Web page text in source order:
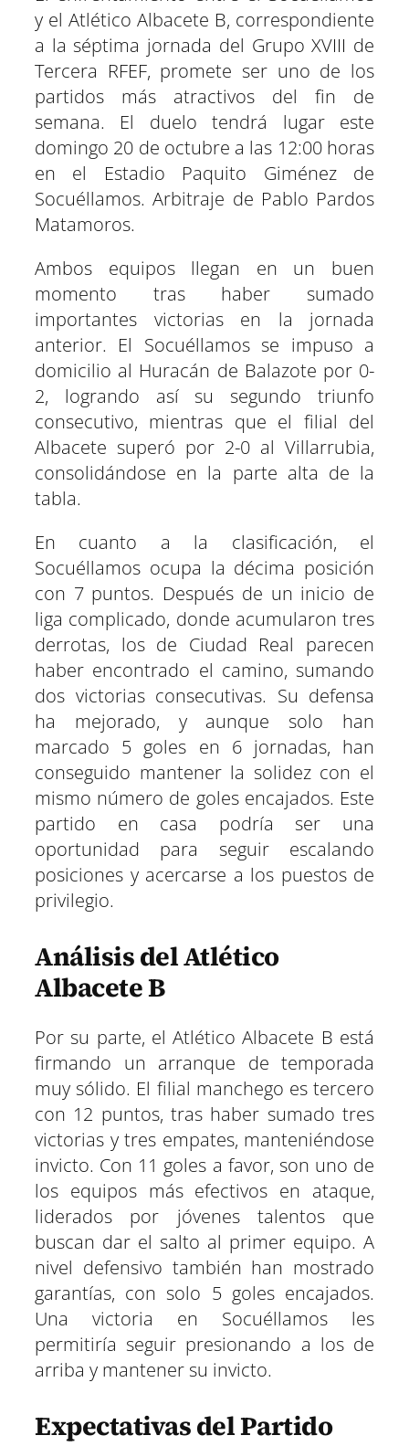
y el Atlético Albacete B, correspondiente
a la séptima jornada del Grupo XVIII de
Tercera RFEF, promete ser uno de los
partidos más atractivos del fin de
semana. El duelo tendrá lugar este
domingo 20 de octubre a las 12:00 horas
en el Estadio Paquito Giménez de
Socuéllamos. Arbitraje de Pablo Pardos
Matamoros.
Ambos equipos llegan en un buen
momento tras haber sumado
importantes victorias en la jornada
anterior. El Socuéllamos se impuso a
domicilio al Huracán de Balazote por 0-
2, logrando así su segundo triunfo
consecutivo, mientras que el filial del
Albacete superó por 2-0 al Villarrubia,
consolidándose en la parte alta de la
tabla.
En cuanto a la clasificación, el
Socuéllamos ocupa la décima posición
con 7 puntos. Después de un inicio de
liga complicado, donde acumularon tres
derrotas, los de Ciudad Real parecen
haber encontrado el camino, sumando
dos victorias consecutivas. Su defensa
ha mejorado, y aunque solo han
marcado 5 goles en 6 jornadas, han
conseguido mantener la solidez con el
mismo número de goles encajados. Este
partido en casa podría ser una
oportunidad para seguir escalando
posiciones y acercarse a los puestos de
privilegio.
Análisis del Atlético
Albacete B
Por su parte, el Atlético Albacete B está
firmando un arranque de temporada
muy sólido. El filial manchego es tercero
con 12 puntos, tras haber sumado tres
victorias y tres empates, manteniéndose
invicto. Con 11 goles a favor, son uno de
los equipos más efectivos en ataque,
liderados por jóvenes talentos que
buscan dar el salto al primer equipo. A
nivel defensivo también han mostrado
garantías, con solo 5 goles encajados.
Una victoria en Socuéllamos les
permitiría seguir presionando a los de
arriba y mantener su invicto.
Expectativas del Partido